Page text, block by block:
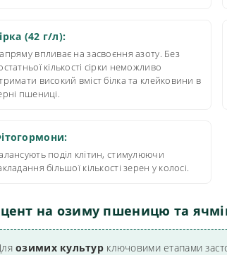
(42 г/л):
впливає на засвоєння азоту. Без
кількості сірки неможливо
високий вміст білка та клейковини в
пшениці.
поділ клітин, стимулюючи
більшої кількості зерен у колосі.
на озиму пшеницю та
озимих культур ключовими етапами